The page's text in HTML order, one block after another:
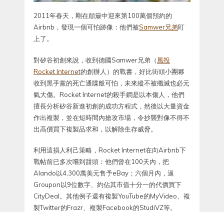
2011年春天，剛在顛簸中迎來第100萬個預約的
Airbnb，發現一個可怕跡像：他們被Samwer兄弟盯
上了。
對矽谷初創來說，收到德國Samwer兄弟（風投
Rocket Internet的創辦人）的戰書，好比街頭小團夥
收到黑手黨的死亡通牒般可怕，未來縱不被殲滅也必元
氣大傷。Rocket Internet的殺手鐧是以本傷人，他們
擅長分析矽谷新進初創的成功方程式，然後以大量資金
作出複製，並在短時間內搶攻市場，令抄襲對像不得不
出高價買下複製品求和，以解除生存威脅。
利用這損人利己策略，Rocket Internet在向Airbnb下
戰帖前已多次嚐到甜頭：他們曾在100天內，把
Alando以4,300萬美元售予eBay；六個月內，逼
Groupon以9位數字、約佔其市值十分一的代價買下
CityDeal。其他例子還有複製YouTube的MyVideo、複
製Twitter的Frazr、複製Facebook的StudiVZ等。